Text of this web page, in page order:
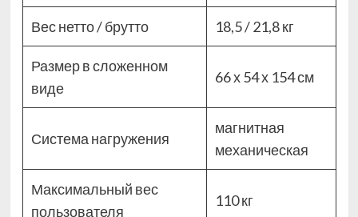
Вес нетто / брутто 18,5 / 21,8 кг
Размер в сложенном
виде
66 х 54 х 154 см
Система нагружения
магнитная
механическая
Максимальный вес
пользователя
110 кг